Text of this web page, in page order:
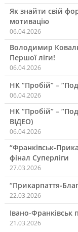
Як знайти свій
мотивацію
06.04.2026
Володимир
Першої ліги!
06.04.2026
НК “Пробій” –
06.04.2026
НК “Пробій” –
ВІДЕО)
06.04.2026
“Франківськ-
фінал Суперліги
27.03.2026
“Прикарпаття-
22.03.2026
Івано-
21.03.2026